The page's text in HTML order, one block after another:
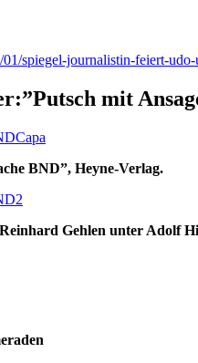
spiegel-journalistin-feiert-
mit
BND”, Heyne-Verlag.
Gehlen unter Adolf